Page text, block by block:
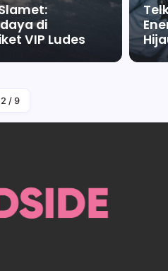
di
VIP Ludes
Az Zahra
2 / 9